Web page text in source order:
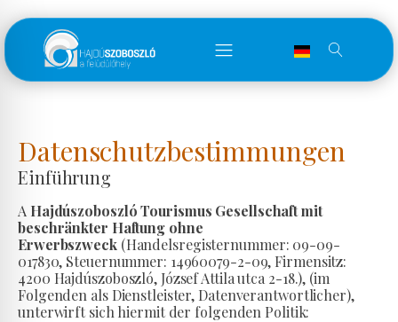
Datenschutzbestimmungen
Einführung
A Hajdúszoboszló Tourismus Gesellschaft mit
beschränkter Haftung ohne
Erwerbszweck(Handelsregisternummer: 09-09-
017830, Steuernummer: 14960079-2-09, Firmensitz:
4200 Hajdúszoboszló, József Attila utca 2-18.), (im
Folgenden als Dienstleister, Datenverantwortlicher),
unterwirft sich hiermit der folgenden Politik: